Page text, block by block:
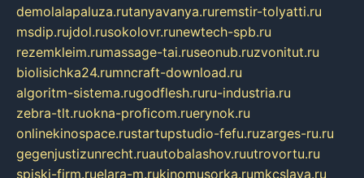
demolalapaluza.rutanyavanya.ruremstir-tolyatti.ru
msdip.rujdol.rusokolovr.runewtech-spb.ru
rezemkleim.rumassage-tai.ruseonub.ruzvonitut.ru
biolisichka24.rumncraft-download.ru
algoritm-sistema.rugodflesh.ruru-industria.ru
zebra-tlt.ruokna-proficom.ruerynok.ru
onlinekinospace.rustartupstudio-fefu.ruzarges-ru.ru
gegenjustizunrecht.ruautobalashov.ruutrovortu.ru
spiski-firm.ruelara-m.rukinomusorka.rumkcslava.ru